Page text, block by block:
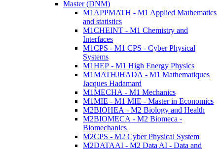
Master (DNM)
M1APPMATH - M1 Applied Mathematics
and statistics
M1CHEINT - M1 Chemistry and
Interfaces
M1CPS - M1 CPS - Cyber Physical
Systems
M1HEP - M1 High Energy Physics
M1MATHJHADA - M1 Mathematiques
Jacques Hadamard
M1MECHA - M1 Mechanics
M1MIE - M1 MIE - Master in Economics
M2BIOHEA - M2 Biology and Health
M2BIOMECA - M2 Biomeca -
Biomechanics
M2CPS - M2 Cyber Physical System
M2DATAAI - M2 Data AI - Data and